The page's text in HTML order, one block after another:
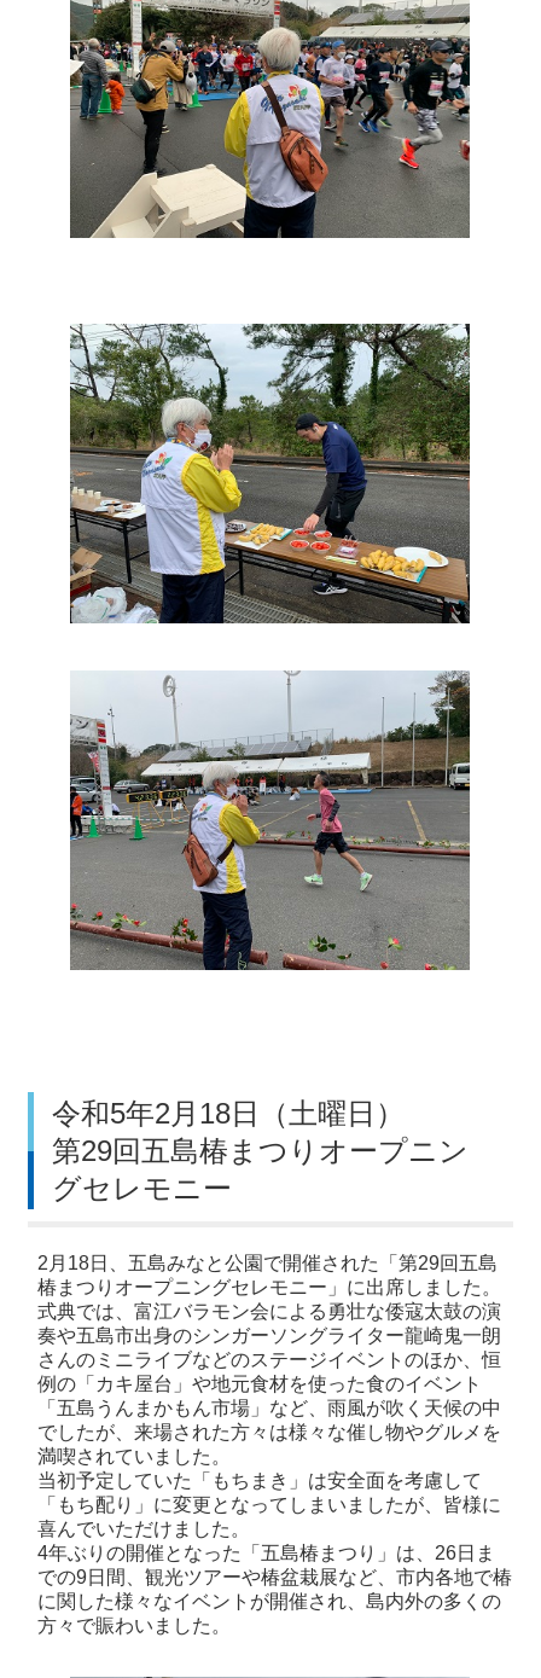
令和5年2月18日（土曜日）
第29回五島椿まつりオープニン
グセレモニー
2月18日、五島みなと公園で開催された「第29回五島
椿まつりオープニングセレモニー」に出席しました。
式典では、富江バラモン会による勇壮な倭寇太鼓の演
奏や五島市出身のシンガーソングライター龍崎鬼一朗
さんのミニライブなどのステージイベントのほか、恒
例の「カキ屋台」や地元食材を使った食のイベント
「五島うんまかもん市場」など、雨風が吹く天候の中
でしたが、来場された方々は様々な催し物やグルメを
満喫されていました。
当初予定していた「もちまき」は安全面を考慮して
「もち配り」に変更となってしまいましたが、皆様に
喜んでいただけました。
4年ぶりの開催となった「五島椿まつり」は、26日ま
での9日間、観光ツアーや椿盆栽展など、市内各地で椿
に関した様々なイベントが開催され、島内外の多くの
方々で賑わいました。